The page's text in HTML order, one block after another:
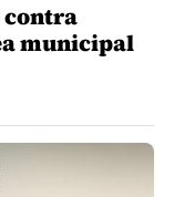
contra
municipal